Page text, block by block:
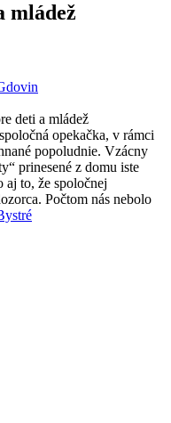
mládež
deti a mládež
opekačka, v rámci
popoludnie. Vzácny
prinesené z domu iste
aj to, že spoločnej
Počtom nás nebolo